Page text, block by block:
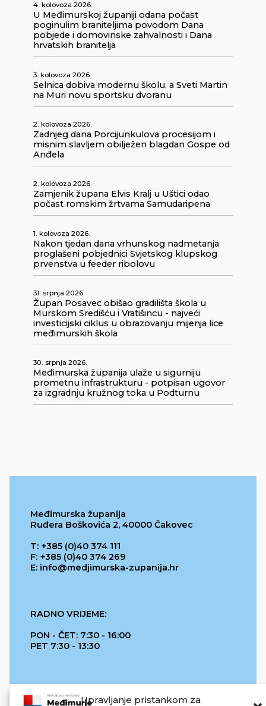
Upravljanje pristankom za
4. kolovoza 2026.
U Međimurskoj županiji odana počast
poginulim braniteljima povodom Dana
pobjede i domovinske zahvalnosti i Dana
hrvatskih branitelja
3. kolovoza 2026.
Selnica dobiva modernu školu, a Sveti Martin
na Muri novu sportsku dvoranu
2. kolovoza 2026.
Zadnjeg dana Porcijunkulova procesijom i
misnim slavljem obilježen blagdan Gospe od
Anđela
2. kolovoza 2026.
Zamjenik župana Elvis Kralj u Uštici odao
počast romskim žrtvama Samudaripena
1. kolovoza 2026.
Nakon tjedan dana vrhunskog nadmetanja
proglašeni pobjednici Svjetskog klupskog
prvenstva u feeder ribolovu
31. srpnja 2026.
Župan Posavec obišao gradilišta škola u
Murskom Središću i Vratišincu - najveći
investicijski ciklus u obrazovanju mijenja lice
međimurskih škola
30. srpnja 2026.
Međimurska županija ulaže u sigurniju
prometnu infrastrukturu - potpisan ugovor
za izgradnju kružnog toka u Podturnu
Međimurska županija
Ruđera Boškovića 2, 40000 Čakovec
T: +385 (0)40 374 111
F: +385 (0)40 374 269
E: info@medjimurska-zupanija.hr
RADNO VRIJEME:
PON - ČET: 7:30 - 16:00
PET 7:30 - 13:30